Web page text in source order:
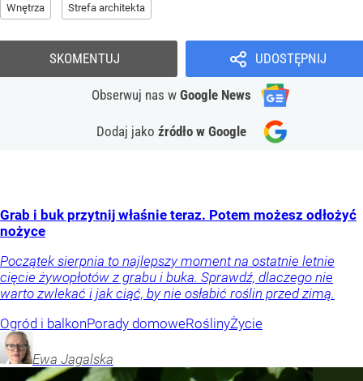
Wnętrza Strefa architekta
UDOSTĘPNIJ
Obserwuj nas w Google News
Dodaj jako źródło w Google
SKOMENTUJ
Grab i buk przytnij właśnie teraz. Potem możesz odłożyć
nożyce
Początek sierpnia to najlepszy moment na ostatnie letnie
cięcie żywopłotów z grabu i buka. Sprawdź, dlaczego nie
warto zwlekać i jak ciąć, by nie osłabić roślin przed zimą.
Ogród i balkonPorady domoweRoślinyŻycie
Ewa Jagalska